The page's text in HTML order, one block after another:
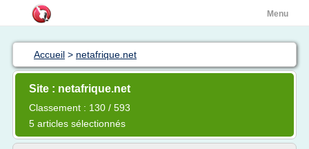
Menu
Accueil > netafrique.net
Site : netafrique.net
Classement : 130 / 593
5 articles sélectionnés